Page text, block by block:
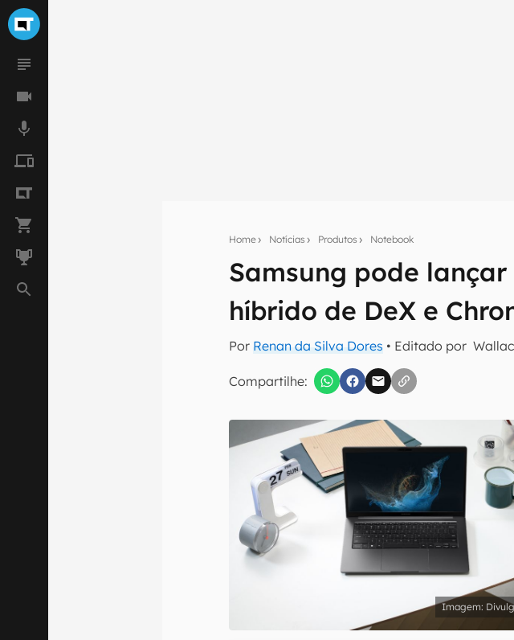
Home Notícias Produtos Notebook
Samsung pode
híbrido de DeX e
Por Renan da Silva Dores • Editado por
Compartilhe:
Seu resumo inteligente do
Assine a newsletter do Canaltech e
mão.
E-mail
Confirmo que li, aceito e concordo com os